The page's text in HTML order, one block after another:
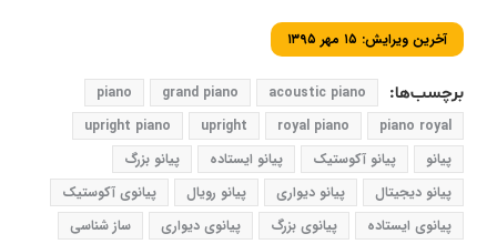
آخرین ویرایش: ۱۵ مهر ۱۳۹۵
برچسب‌ها: acoustic piano
grand piano
piano
piano royal
royal piano
upright
upright piano
پیانو
پیانو آکوستیک پیانو ایستاده
پیانو بزرگ
پیانو دیجیتال
پیانو دیواری پیانو رویال
پیانوی آکوستیک
پیانوی ایستاده
پیانوی بزرگ پیانوی دیواری ساز شناسی